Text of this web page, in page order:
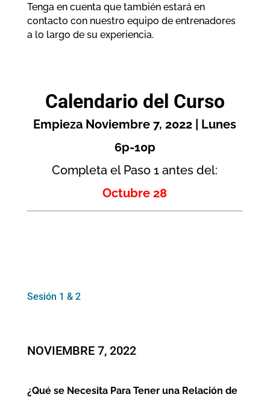
Tenga en cuenta que también estará en
contacto con nuestro equipo de entrenadores
a lo largo de su experiencia.
Calendario del Curso
Empieza Noviembre 7, 2022 | Lunes
6p-10p
Completa el Paso 1 antes del:
Octubre 28
Sesión 1 & 2
NOVIEMBRE 7, 2022
¿Qué se Necesita Para Tener una Relación de